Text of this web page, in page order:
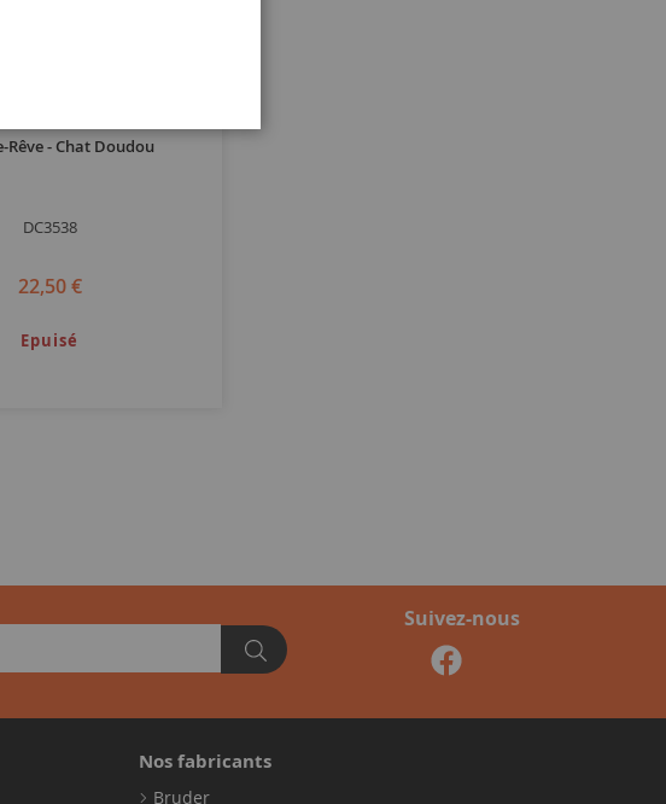
- Chat Doudou
DC3538
22,50 €
Epuisé
Suivez-nous
Nos fabricants
Bruder